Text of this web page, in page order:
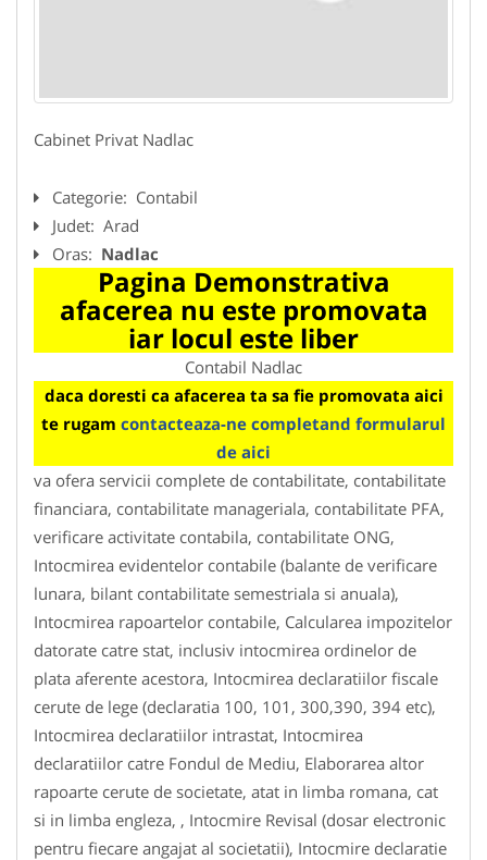
Cabinet Privat Nadlac
Categorie: Contabil
Judet: Arad
Oras: Nadlac
Pagina Demonstrativa
afacerea nu este promovata
iar locul este liber
Contabil Nadlac
daca doresti ca afacerea ta sa fie promovata aici
te rugam contacteaza-ne completand formularul
de aici
va ofera servicii complete de contabilitate, contabilitate
financiara, contabilitate manageriala, contabilitate PFA,
verificare activitate contabila, contabilitate ONG,
Intocmirea evidentelor contabile (balante de verificare
lunara, bilant contabilitate semestriala si anuala),
Intocmirea rapoartelor contabile, Calcularea impozitelor
datorate catre stat, inclusiv intocmirea ordinelor de
plata aferente acestora, Intocmirea declaratiilor fiscale
cerute de lege (declaratia 100, 101, 300,390, 394 etc),
Intocmirea declaratiilor intrastat, Intocmirea
declaratiilor catre Fondul de Mediu, Elaborarea altor
rapoarte cerute de societate, atat in limba romana, cat
si in limba engleza, , Intocmire Revisal (dosar electronic
pentru fiecare angajat al societatii), Intocmire declaratie